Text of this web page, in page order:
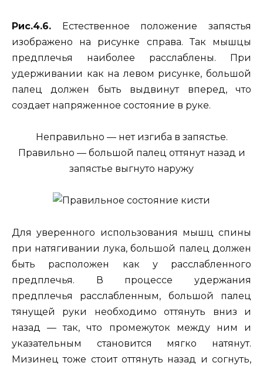
Рис.4.6. Естественное положение запястья
изображено на рисунке справа. Так мышцы
предплечья наиболее расслаблены. При
удерживании как на левом рисунке, большой
палец должен быть выдвинут вперед, что
создает напряженное состояние в руке.
Неправильно — нет изгиба в запястье.
Правильно — большой палец оттянут назад и
запястье выгнуто наружу
Для уверенного использования мышц спины
при натягивании лука, большой палец должен
быть расположен как у расслабленного
предплечья. В процессе удержания
предплечья расслабленным, большой палец
тянущей руки необходимо оттянуть вниз и
назад — так, что промежуток между ним и
указательным становится мягко натянут.
Мизинец тоже стоит оттянуть назад и согнуть,